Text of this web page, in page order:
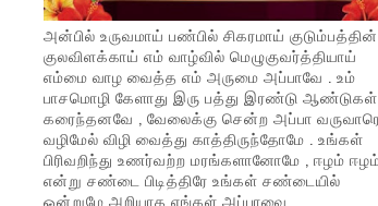
அன்பில் உருவமாய் பண்பில் சிகரமாய் குடும்பத்தின்
குலவிளக்காய் எம் வாழ்வில் மெழுகுவர்த்தியாய்
எம்மை வாழ வைத்த எம் அருமை அப்பாவே . உம்
பாசமொழி கேளாது இரு பத்து இரண்டு ஆண்டுகள்
கரைந்தனவே , வேலைக்கு சென்ற அப்பா
வழிமேல் விழி வைத்து காத்திருந்தோமே . உங்கள்
பிரிவறிந்து உணர்வற்ற மரங்களானோமே , ஈழம்
என்று சண்டை பிடித்திரே உங்கள் சண்டையில்
ஒன்றுமே அறியாத எங்கள் அப்பாவை